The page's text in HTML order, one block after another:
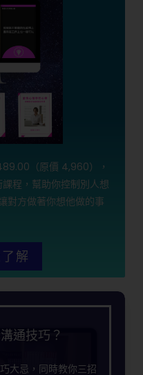
（原價 4,960），
程，幫助你控制別人想
對方做著你想他做的事
解
通技巧？
大忌，同時教你三招